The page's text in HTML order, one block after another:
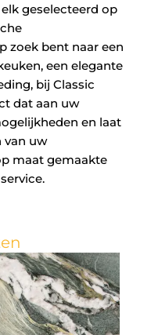
elk geselecteerd op
zoek bent naar een
een elegante
bij Classic
dat aan uw
en laat
van uw
maat gemaakte